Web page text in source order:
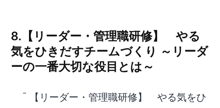
8.【リーダー・管理職研修】 やる
気をひきだすチームづくり ～リーダ
ーの一番大切な役目とは～
【リーダー・管理職研修】 やる気をひ